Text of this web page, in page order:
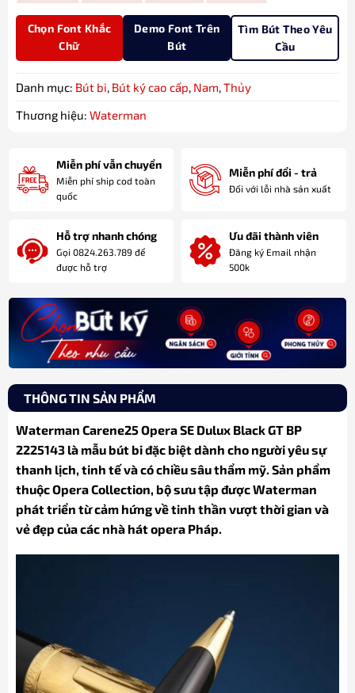
Chọn Font Khắc
Chữ
Demo Font Trên
Bút
Tìm Bút Theo Yêu
Cầu
Danh mục: Bút bi, Bút ký cao cấp, Nam,Thủy
Thương hiệu: Waterman
Miễn phí vẫn chuyển
Miễn phí ship cod toàn
quốc
Miễn phí đổi - trả
Đối với lỗi nhà sản xuất
Hỗ trợ nhanh chóng
Gọi 0824.263.789 để
được hỗ trợ
Ưu đãi thành viên
Đăng ký Email nhận
500k
THÔNG TIN SẢN PHẨM
Waterman Carene25 Opera SE Dulux Black GT BP
2225143 là mẫu bút bi đặc biệt dành cho người yêu sự
thanh lịch, tinh tế và có chiều sâu thẩm mỹ. Sản phẩm
thuộc Opera Collection, bộ sưu tập được Waterman
phát triển từ cảm hứng về tinh thần vượt thời gian và
vẻ đẹp của các nhà hát opera Pháp.